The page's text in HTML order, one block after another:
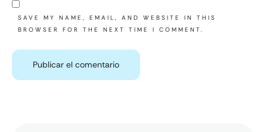
SAVE MY NAME, EMAIL, AND WEBSITE IN THIS
BROWSER FOR THE NEXT TIME I COMMENT.